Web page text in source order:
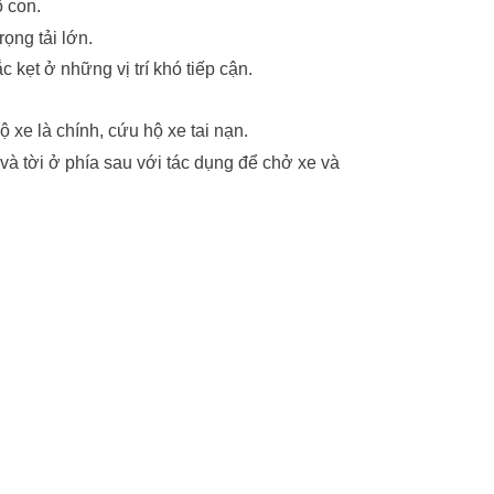
con.
tải lớn.
kẹt ở những vị trí khó tiếp cận.
xe là chính, cứu hộ xe tai nạn.
tời ở phía sau với tác dụng để chở xe và